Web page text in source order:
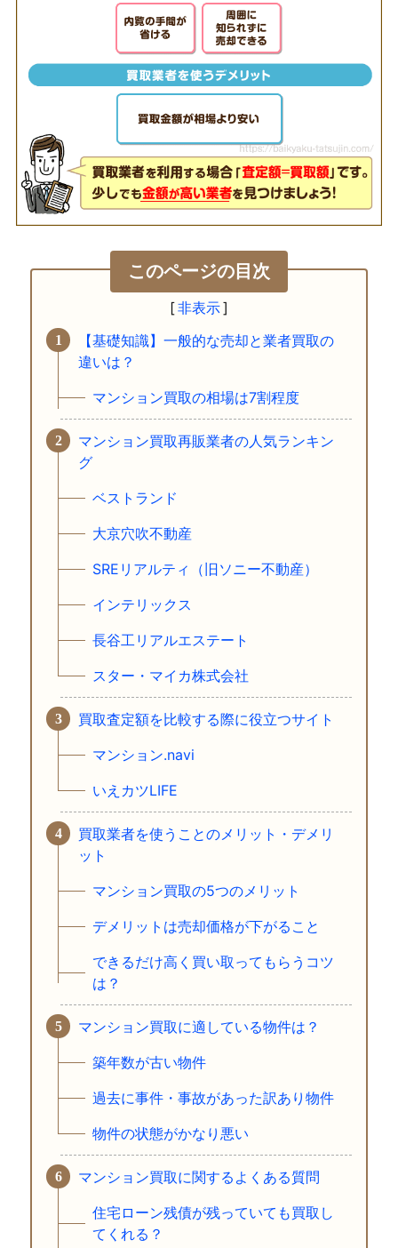
このページの目次
【基礎知識】一般的な売却と業者買取の
違いは？
マンション買取の相場は7割程度
マンション買取再販業者の人気ランキン
グ
ベストランド
大京穴吹不動産
SREリアルティ（旧ソニー不動産）
インテリックス
長谷工リアルエステート
スター・マイカ株式会社
買取査定額を比較する際に役立つサイト
マンション.navi
いえカツLIFE
買取業者を使うことのメリット・デメリ
ット
マンション買取の5つのメリット
デメリットは売却価格が下がること
できるだけ高く買い取ってもらうコツ
は？
マンション買取に適している物件は？
築年数が古い物件
過去に事件・事故があった訳あり物件
物件の状態がかなり悪い
マンション買取に関するよくある質問
住宅ローン残債が残っていても買取し
てくれる？